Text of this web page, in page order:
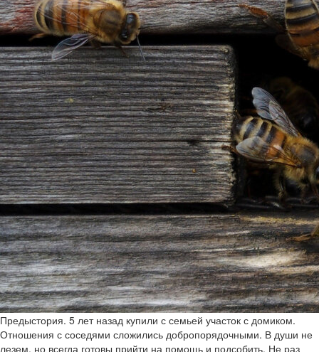
Предыстория. 5 лет назад купили с семьей участок с домиком.
Отношения с соседями сложились добропорядочными. В души не
лезем, но всегда готовы прийти на помощь и подсобить. Не раз